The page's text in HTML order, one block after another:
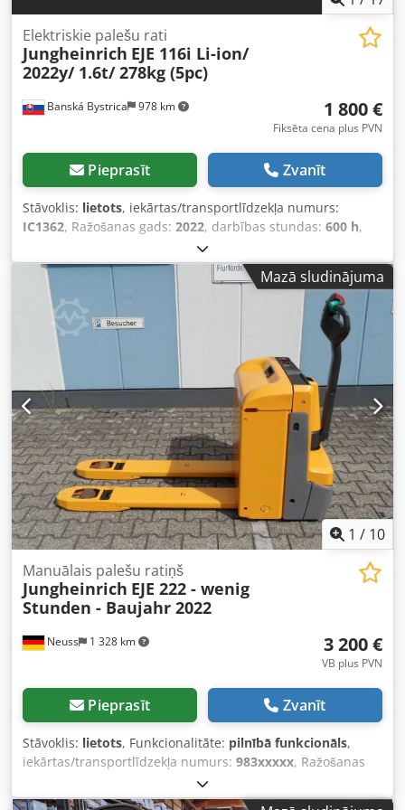
Banská Bystrica 978 km
Elektriskie palešu rati
Jungheinrich EJE 116i Li-ion/
2022y/ 1.6t/ 278kg (5pc)
1 800 €
Fiksēta cena plus PVN
Pieprasīt Zvanīt
Stāvoklis: lietots, iekārtas/transportlīdzekļa numurs:
IC1362, Ražošanas gads: 2022, darbības stundas: 600 h,
, kopējais svars:
Elektrisks, ražotājs: Jungheinrich Cedpfx Ansy Skcae Ujha
Mazā sludinājuma
1 / 10
Neuss 1 328 km
Manuālais palešu ratiņš
Jungheinrich EJE 222 - wenig
Stunden - Baujahr 2022
3 200 €
VB plus PVN
Pieprasīt Zvanīt
Stāvoklis: lietots, Funkcionalitāte: pilnībā funkcionāls,
iekārtas/transportlīdzekļa numurs: 983xxxxx, Ražošanas
, darbības stundas:
celšanas augstums:122 mm, degvielas veids:elektrisks,